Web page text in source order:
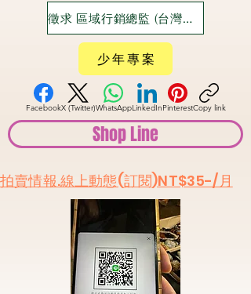
徵求 區域行銷總監 (台灣六大都)
少 年 專 案
FacebookX (Twitter)WhatsAppLinkedInPinterestCopy link
Shop Line
​拍賣情報.線上動態(訂閱)NT$35-/月